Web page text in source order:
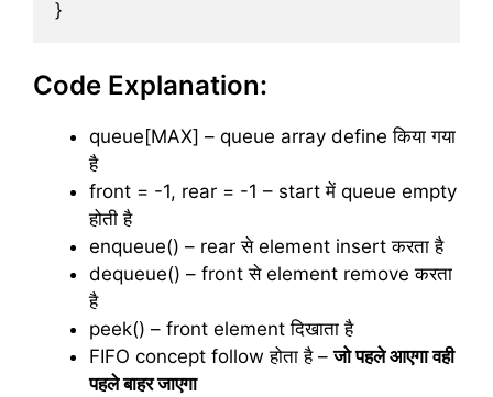
Code Explanation:
queue[MAX] – queue array define किया गया
है
front = -1, rear = -1 – start में queue empty
होती है
enqueue() – rear से element insert करता है
dequeue() – front से element remove करता
है
peek() – front element दिखाता है
FIFO concept follow होता है –जोपहलेआएगावही
पहलेबाहरजाएगा